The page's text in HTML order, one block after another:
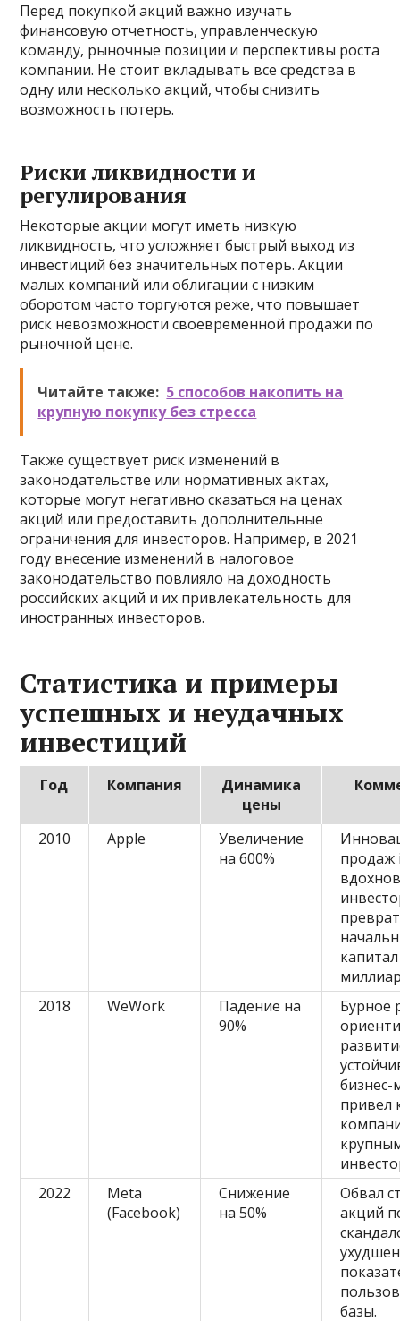
Перед покупкой акций важно изучать
финансовую отчетность, управленческую
команду, рыночные позиции и перспективы роста
компании. Не стоит вкладывать все средства в
одну или несколько акций, чтобы снизить
возможность потерь.
Риски ликвидности и
регулирования
Некоторые акции могут иметь низкую
ликвидность, что усложняет быстрый выход из
инвестиций без значительных потерь. Акции
малых компаний или облигации с низким
оборотом часто торгуются реже, что повышает
риск невозможности своевременной продажи по
рыночной цене.
Читайте также: 5 способов накопить на
крупную покупку без стресса
Также существует риск изменений в
законодательстве или нормативных актах,
которые могут негативно сказаться на ценах
акций или предоставить дополнительные
ограничения для инвесторов. Например, в 2021
году внесение изменений в налоговое
законодательство повлияло на доходность
российских акций и их привлекательность для
иностранных инвесторов.
Статистика и примеры
успешных и неудачных
инвестиций
Год Компания
Динамика
цены
2010 Apple
Увеличение
на 600%
продаж
2018
WeWork
Падение на
90%
Бурное
привел
2022
Meta
(Facebook)
Снижение
на 50%
Обвал
акций
базы.